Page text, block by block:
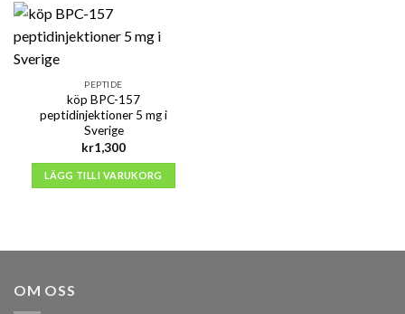
PEPTIDE
köp BPC-157
peptidinjektioner 5 mg i
Sverige
kr1,300
LÄGG TILL I VARUKORG
OM OSS